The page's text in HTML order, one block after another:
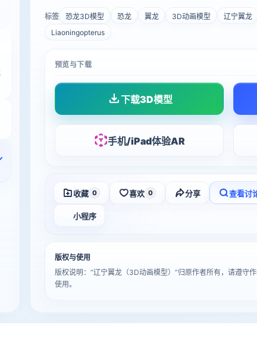
来源。
标签 恐龙3D模型 恐龙 翼龙 3D动画模型 辽宁翼龙
Liaoningopterus
预览与下载
下载3D模型
手机/iPad体验AR
收藏 0 喜欢 0 分享 查看讨
小程序
版权与使用
版权说明：“辽宁翼龙（3D动画模型）”归原作者所有，请遵守
使用。